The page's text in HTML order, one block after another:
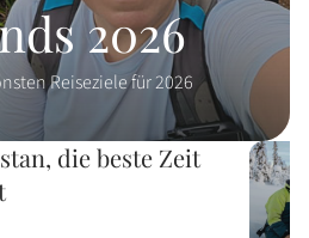
2026
Reiseziele für 2026
die beste Zeit